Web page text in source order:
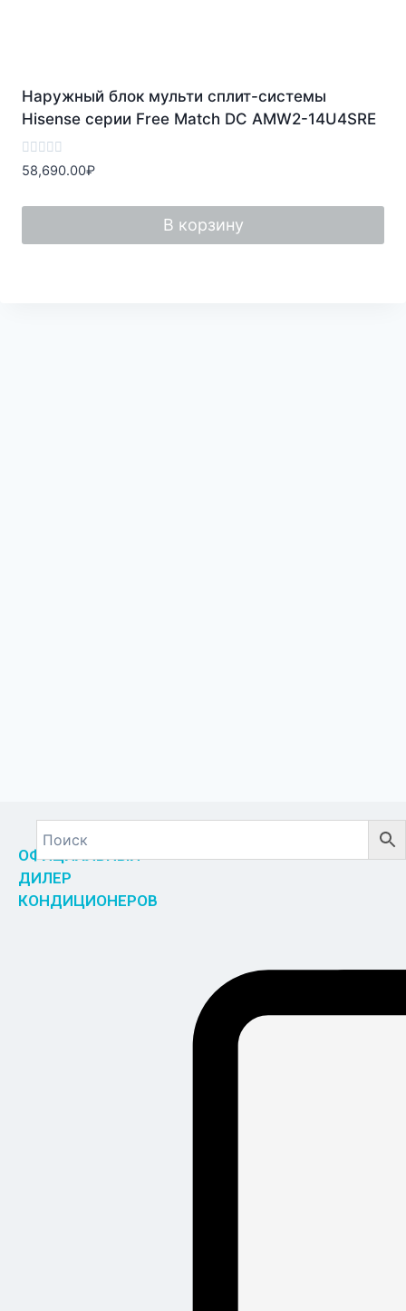
Наружный блок мульти сплит-системы
Hisense серии Free Match DC AMW2-14U4SRE
Оценка
0
5
58,690.00₽
В корзину
ОФИЦИАЛЬНЫЙ
ДИЛЕР
КОНДИЦИОНЕРОВ